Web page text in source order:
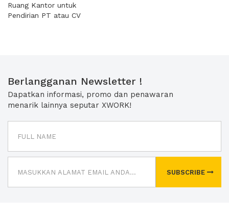
Ruang Kantor untuk
Pendirian PT atau CV
Berlangganan Newsletter !
Dapatkan informasi, promo dan penawaran
menarik lainnya seputar XWORK!
SUBSCRIBE